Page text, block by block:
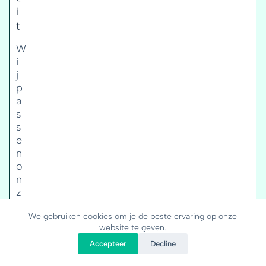
We gebruiken cookies om je de beste ervaring op onze
website te geven.
Accepteer Decline
i
t
W
i
j
p
a
s
s
e
n
o
n
z